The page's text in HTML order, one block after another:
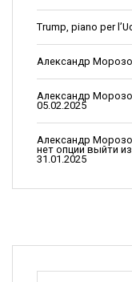
м
Trump, piano per
Александр
Александр
05.02.2025
Александр
нет опции выйти
31.01.2025
Найти: